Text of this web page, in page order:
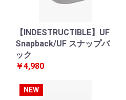
【INDESTRUCTIBLE】UF
Snapback/UF スナップバ
ック
￥4,980
NEW